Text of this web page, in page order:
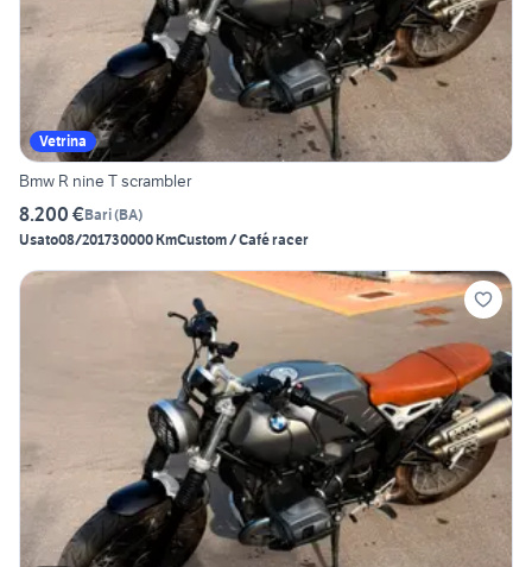
Vetrina
Bmw R nine T scrambler
8.200 €Bari(BA)
Usato08/201730000 KmCustom / Café racer